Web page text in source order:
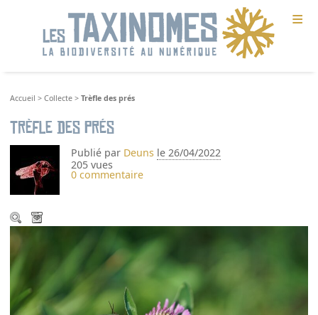
≡
Accueil >Collecte >Trèfle des prés
Trèfle des prés
Publié par Deuns le 26/04/2022
205 vues
0 commentaire